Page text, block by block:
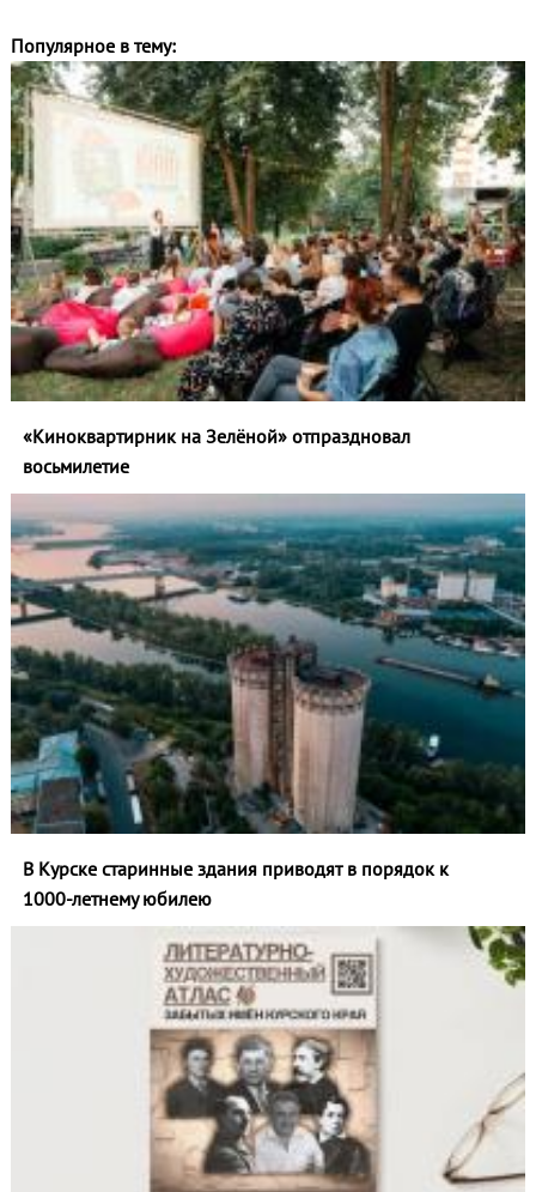
Популярное в тему:
«Киноквартирник на Зелёной» отпраздновал
восьмилетие
В Курске старинные здания приводят в порядок к
1000‑летнему юбилею